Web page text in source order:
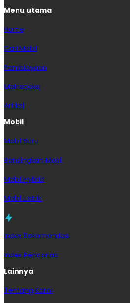
Menu utama
Home
Cari Mobil
Pembiayaan
MoInspeksi
Artikel
Mobil
Mobil Baru
Bandingkan Mobil
Mobil Hybrid
Mobil Listrik
Index Rekomendasi
Index Pencarian
Lainnya
Tentang Kami